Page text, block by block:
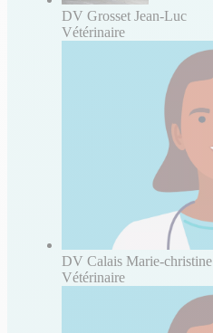
DV Grosset Jean-Luc
Vétérinaire
DV Calais Marie-christine
Vétérinaire